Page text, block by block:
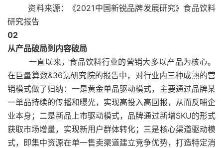
资料来源：《2021中国新锐品牌发展研究》食品饮料
研究报告
02
从产品破局到内容破局
一直以来，食品饮料行业的营销大多以产品为核心。
在巨量算数&36氪研究院的报告中，对行业内三种成熟的营
销模式做了归纳：一是黄金单品驱动模式，主要通过品牌某
一单品持续的传播和曝光，实现高投入高回报，从而反哺企
业本身；二是新品上市驱动模式，品牌通过新增SKU的形式
获取市场增量，实现新用户群体转化；三是核心渠道驱动模
式，即集中资源在单一售卖渠道建立竞争优势，打造特定消